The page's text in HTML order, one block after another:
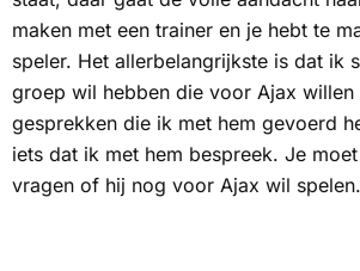
maken met een trainer en je hebt te
speler. Het allerbelangrijkste is dat ik
groep wil hebben die voor Ajax willen
gesprekken die ik met hem gevoerd
iets dat ik met hem bespreek. Je
vragen of hij nog voor Ajax wil